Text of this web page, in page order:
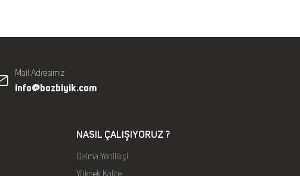
Mail Adresimiz
info@bozbiyik.com
NASIL ÇALIŞIYORUZ ?
Daima Yenilikçi
Yüksek Kalite